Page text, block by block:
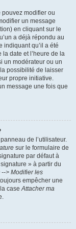
pouvez modifier ou
un message
en cliquant sur le
a déjà répondu au
indiquant qu’il a été
date et l’heure de la
un modérateur ou un
possibilité de laisser
propre initiative.
message une fois que
de l’utilisateur.
sur le formulaire de
par défaut à
» à partir du
> Modifier les
empêcher une
case Attacher ma